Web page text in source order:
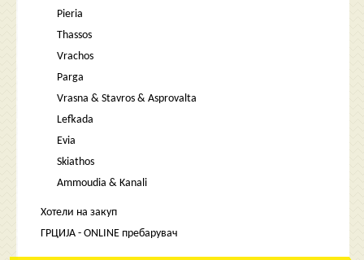
Pieria
Thassos
Vrachos
Parga
Vrasna & Stavros & Asprovalta
Lefkada
Evia
Skiathos
Ammoudia & Kanali
Хотели на закуп
ГРЦИЈА - ONLINE пребарувач